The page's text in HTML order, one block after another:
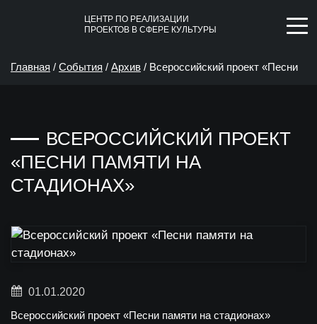
ЦЕНТР ПО РЕАЛИЗАЦИИ
ПРОЕКТОВ В СФЕРЕ КУЛЬТУРЫ
Главная / События / Архив / Всероссийский проект «Песни
ВСЕРОССИЙСКИЙ ПРОЕКТ
«ПЕСНИ ПАМЯТИ НА
СТАДИОНАХ»
01.01.2020
Всероссийский проект «Песни памяти на стадионах»